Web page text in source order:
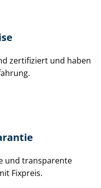
zertifiziert und haben
und transparente
Fixpreis.